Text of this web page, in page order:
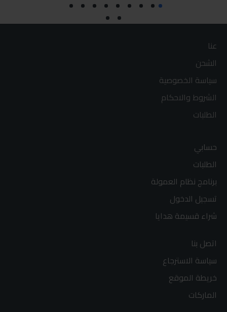
عنا
الشحن
سياسة الخصوصية
الشروط والاحكام
الطلبات
حسابي
الطلبات
برنامج نظام العمولة
تسجيل الدخول
شراء قسيمة هدايا
اتصل بنا
سياسة الاسترجاع
خريطة الموقع
الماركات